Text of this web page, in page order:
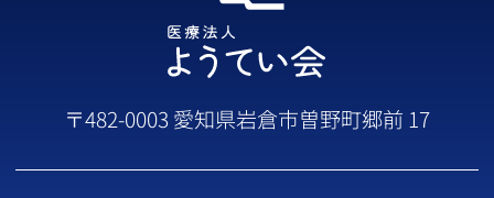
〒482-0003 愛知県岩倉市曽野町郷前 17